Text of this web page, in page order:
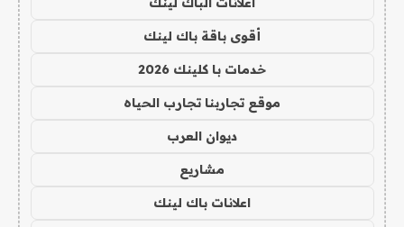
أقوى باقة باك لينك
خدمات با كلينك 2026
موقع تجاربنا تجارب الحياه
ديوان العرب
مشاريع
اعلانات باك لينك